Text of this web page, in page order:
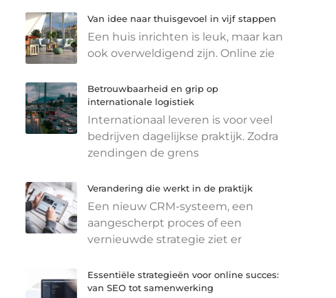
Van idee naar thuisgevoel in vijf stappen
Een huis inrichten is leuk, maar kan
ook overweldigend zijn. Online zie
Betrouwbaarheid en grip op
internationale logistiek
Internationaal leveren is voor veel
bedrijven dagelijkse praktijk. Zodra
zendingen de grens
Verandering die werkt in de praktijk
Een nieuw CRM-systeem, een
aangescherpt proces of een
vernieuwde strategie ziet er
Essentiële strategieën voor online succes:
van SEO tot samenwerking